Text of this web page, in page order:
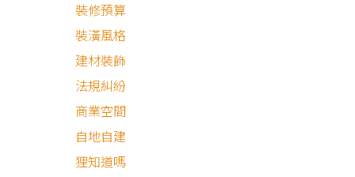
裝修預算
裝潢風格
建材裝飾
法規糾紛
商業空間
自地自建
狸知道嗎
簡約風